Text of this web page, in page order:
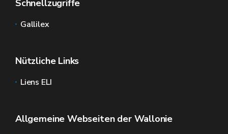
Schnellzugriffe
Gallilex
Nützliche Links
Liens ELI
Allgemeine Webseiten der Wallonie